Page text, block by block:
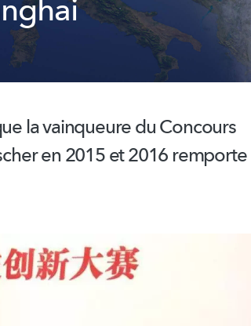
la vainqueure du Concours
en 2015 et 2016 remporte